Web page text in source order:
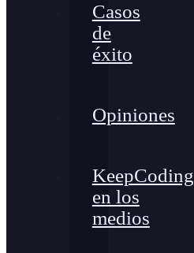
Casos
de
éxito
Opiniones
KeepCoding
en los
medios